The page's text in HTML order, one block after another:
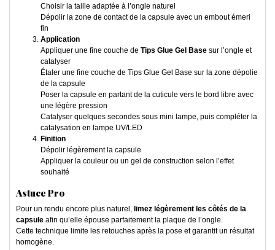
Choisir la taille adaptée à l’ongle naturel
Dépolir la zone de contact de la capsule avec un embout émeri
fin
Application
Appliquer une fine couche de Tips Glue Gel Base sur l’ongle et
catalyser
Étaler une fine couche de Tips Glue Gel Base sur la zone dépolie
de la capsule
Poser la capsule en partant de la cuticule vers le bord libre avec
une légère pression
Catalyser quelques secondes sous mini lampe, puis compléter la
catalysation en lampe UV/LED
Finition
Dépolir légèrement la capsule
Appliquer la couleur ou un gel de construction selon l’effet
souhaité
Astuce Pro
Pour un rendu encore plus naturel, limez légèrement les côtés de la
capsule afin qu’elle épouse parfaitement la plaque de l’ongle.
Cette technique limite les retouches après la pose et garantit un résultat
homogène.